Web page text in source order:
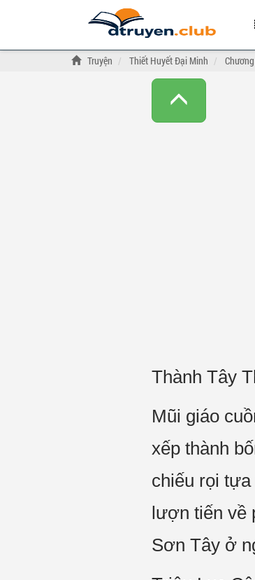
Truyện Thiết Huyết Đại Minh
Thành Tây
Mũi giáo
xếp thành
chiếu rọi
lượn tiến về
Sơn Tây ở